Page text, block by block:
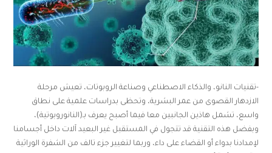
-تقنيات النانو، والذكاء الاصطناعي وصناعة الروبوتات، تعيش مرحلة
الازدهار القصوى من عمر البشرية، وتحظى بدراسات علمية على نطاق
واسع، تشمل هاذين الجانبين معا فيما أصبح يعرف بـ(النانوروبوتية)،
وبفضل هذه التقنية قد تتجول في المستقبل غير البعيد آلات داخل أجسامنا
لإمدادنا بدواء أو القضاء على داء، وربما لتغيير جزء تالف من الشفرة الوراثية